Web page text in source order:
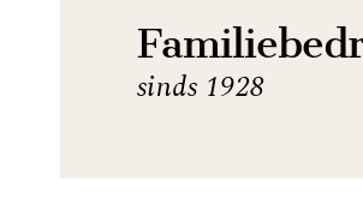
sinds 1928